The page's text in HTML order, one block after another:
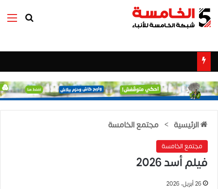
بحث عن
الرئيسية > مجتمع الخامسة
مجتمع الخامسة
فيلم أسد 2026
26 أبريل، 2026